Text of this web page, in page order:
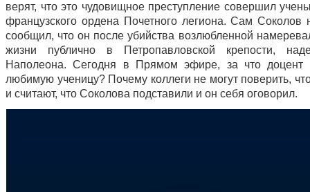
верят, что это чудовищное преступление совершил
французского ордена Почетного легиона. Сам Соколов
сообщил, что он после убийства возлюбленной
жизни публично в Петропавловской крепости,
Наполеона. Сегодня в Прямом эфире, за что доцент
любимую ученицу? Почему коллеги не могут поверить,
и считают, что Соколова подставили и он себя оговорил.